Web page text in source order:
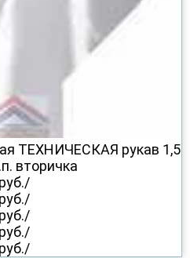
ТЕХНИЧЕСКАЯ рукав 1,5
вторичка
руб./
руб./
руб./
руб./
руб./